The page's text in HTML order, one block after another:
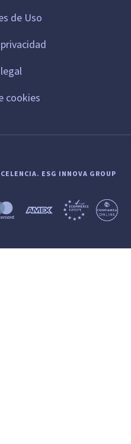
de Uso
cookies
ESG INNOVA GROUP